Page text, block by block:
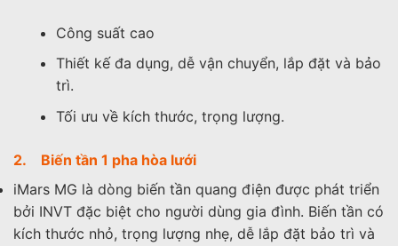
Công suất cao
Thiết kế đa dụng, dễ vận chuyển, lắp đặt và bảo
trì.
Tối ưu về kích thước, trọng lượng.
2. Biến tần 1 pha hòa lưới
iMars MG là dòng biến tần quang điện được phát triển
bởi INVT đặc biệt cho người dùng gia đình. Biến tần có
kích thước nhỏ, trọng lượng nhẹ, dễ lắp đặt bảo trì và